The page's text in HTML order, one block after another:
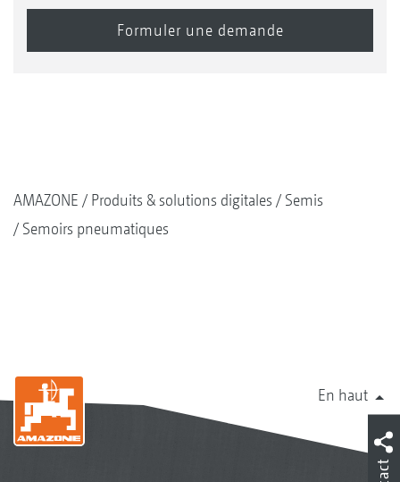
AMAZONE Produits & solutions digitales
Semis
Semoirs pneumatiques
En haut